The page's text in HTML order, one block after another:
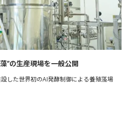
”の生産現場を一般公開
した世界初のAI発酵制御による養殖藻場